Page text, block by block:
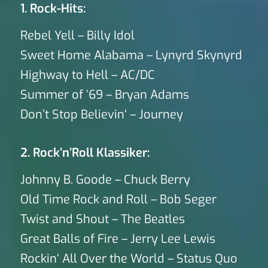
1. Rock-Hits:
Rebel Yell – Billy Idol
Sweet Home Alabama – Lynyrd Skynyrd
Highway to Hell – AC/DC
Summer of ’69 – Bryan Adams
Don’t Stop Believin‘ – Journey
2. Rock’n’Roll Klassiker:
Johnny B. Goode – Chuck Berry
Old Time Rock and Roll – Bob Seger
Twist and Shout – The Beatles
Great Balls of Fire – Jerry Lee Lewis
Rockin‘ All Over the World – Status Quo